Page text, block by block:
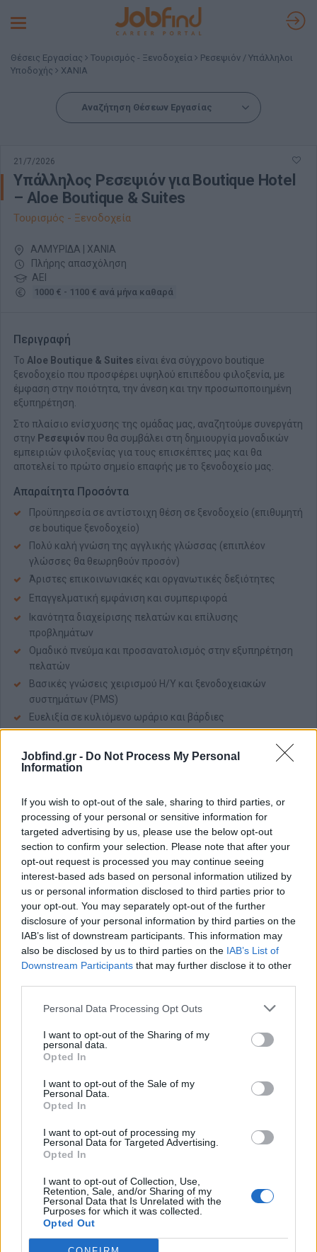
Jobfind.gr - Do Not Process My Personal
Information
If you wish to opt-out of the sale, sharing to third parties, or
processing of your personal or sensitive information for
targeted advertising by us, please use the below opt-out
section to confirm your selection. Please note that after your
opt-out request is processed you may continue seeing
interest-based ads based on personal information utilized by
us or personal information disclosed to third parties prior to
your opt-out. You may separately opt-out of the further
disclosure of your personal information by third parties on the
IAB’s list of downstream participants. This information may
also be disclosed by us to third parties on the IAB’s List of
Downstream Participants that may further disclose it to other
Personal Data Processing Opt Outs
I want to opt-out of the Sharing of my
personal data.
Opted In
I want to opt-out of the Sale of my
Personal Data.
Opted In
I want to opt-out of processing my
Personal Data for Targeted Advertising.
Opted In
I want to opt-out of Collection, Use,
Retention, Sale, and/or Sharing of my
Personal Data that Is Unrelated with the
Purposes for which it was collected.
Opted Out
Toggle
Θέσεις Εργασίας Τουρισμός - Ξενοδοχεία
Ρεσεψιόν / Υπάλληλοι
Υποδοχής
ΧΑΝΙΑ
Αναζήτηση Θέσεων Εργασίας
21/7/2026
Υπάλληλος Ρεσεψιόν για Boutique Hotel
– Aloe Boutique & Suites
Τουρισμός - Ξενοδοχεία
ΑΛΜΥΡΙΔΑ | ΧΑΝΙΑ
Πλήρης απασχόληση
ΑΕΙ
1000 € - 1100 € ανά μήνα καθαρά
Περιγραφή
Το Aloe Boutique & Suites είναι ένα σύγχρονο boutique
ξενοδοχείο που προσφέρει υψηλού επιπέδου φιλοξενία, με
έμφαση στην ποιότητα, την άνεση και την προσωποποιημένη
εξυπηρέτηση.
Στο πλαίσιο ενίσχυσης της ομάδας μας, αναζητούμε συνεργάτη
στην Ρεσεψιόν που θα συμβάλει στη δημιουργία μοναδικών
εμπειριών φιλοξενίας για τους επισκέπτες μας και θα
αποτελεί το πρώτο σημείο επαφής με το ξενοδοχείο μας.
Απαραίτητα Προσόντα
Προϋπηρεσία σε αντίστοιχη θέση σε ξενοδοχείο (επιθυμητή
σε boutique ξενοδοχείο)
Πολύ καλή γνώση της αγγλικής γλώσσας (επιπλέον
γλώσσες θα θεωρηθούν προσόν)
Άριστες επικοινωνιακές και οργανωτικές δεξιότητες
Επαγγελματική εμφάνιση και συμπεριφορά
Ικανότητα διαχείρισης πελατών και επίλυσης
προβλημάτων
Ομαδικό πνεύμα και προσανατολισμός στην εξυπηρέτηση
πελατών
Βασικές γνώσεις χειρισμού Η/Υ και ξενοδοχειακών
συστημάτων (PMS)
Ευελιξία σε κυλιόμενο ωράριο και βάρδιες
Ανταγωνιστικό πακέτο αποδοχών, ανάλογο προσόντων και
Παροχή διαμονής (εφόσον απαιτηθεί)
Tips και προμήθειες
Ευχάριστο και επαγγελματικό περιβάλλον εργασίας
Συνεχής υποστήριξη και ομαδική συνεργασία
Δυνατότητα επαγγελματικής εξέλιξης
Αίτηση - Αποστολή Βιογραφικού
Σας ενδιαφέρει η θέση εργασίας; Εγγραφείτε για να στείλετε το
βιογραφικό σας στην εταιρεία.
Εγγραφή Είσοδος
Θέσεις εργασίας